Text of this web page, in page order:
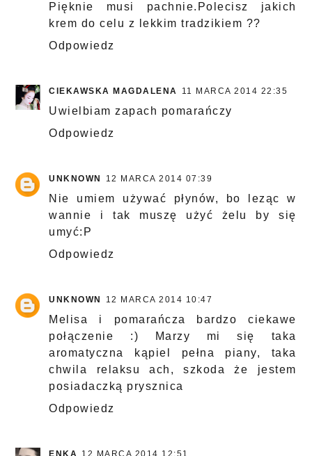
Pięknie musi pachnie.Polecisz jakich
krem do celu z lekkim tradzikiem ??
Odpowiedz
CIEKAWSKA MAGDALENA 11 MARCA 2014 22:35
Uwielbiam zapach pomarańczy
Odpowiedz
UNKNOWN 12 MARCA 2014 07:39
Nie umiem używać płynów, bo leząc w
wannie i tak muszę użyć żelu by się
umyć:P
Odpowiedz
UNKNOWN 12 MARCA 2014 10:47
Melisa i pomarańcza bardzo ciekawe
połączenie :) Marzy mi się taka
aromatyczna kąpiel pełna piany, taka
chwila relaksu ach, szkoda że jestem
posiadaczką prysznica
Odpowiedz
ENKA 12 MARCA 2014 12:51